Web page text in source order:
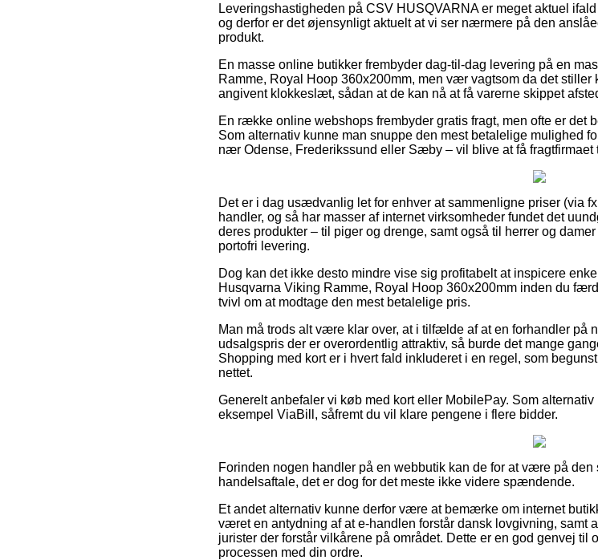
Leveringshastigheden på CSV HUSQVARNA er meget aktuel
og derfor er det øjensynligt aktuelt at vi ser nærmere på den
produkt.
En masse online butikker frembyder dag-til-dag levering på en
Ramme, Royal Hoop 360x200mm, men vær vagtsom da det
angivent klokkeslæt, sådan at de kan nå at få varerne skippet
En række online webshops frembyder gratis fragt, men ofte er det
Som alternativ kunne man snuppe den mest betalelige mulighed
nær Odense, Frederikssund eller Sæby – vil blive at få fragtfirmaet
Det er i dag usædvanlig let for enhver at sammenligne priser (via
handler, og så har masser af internet virksomheder fundet det
deres produkter – til piger og drenge, samt også til herrer og
portofri levering.
Dog kan det ikke desto mindre vise sig profitabelt at inspicere
Husqvarna Viking Ramme, Royal Hoop 360x200mm inden du
tvivl om at modtage den mest betalelige pris.
Man må trods alt være klar over, at i tilfælde af at en forhandler på
udsalgspris der er overordentlig attraktiv, så burde det mange
Shopping med kort er i hvert fald inkluderet i en regel, som
nettet.
Generelt anbefaler vi køb med kort eller MobilePay. Som
eksempel ViaBill, såfremt du vil klare pengene i flere bidder.
Forinden nogen handler på en webbutik kan de for at være på
handelsaftale, det er dog for det meste ikke videre spændende.
Et andet alternativ kunne derfor være at bemærke om internet
været en antydning af at e-handlen forstår dansk lovgivning, samt
jurister der forstår vilkårene på området. Dette er en god genvej til
processen med din ordre.